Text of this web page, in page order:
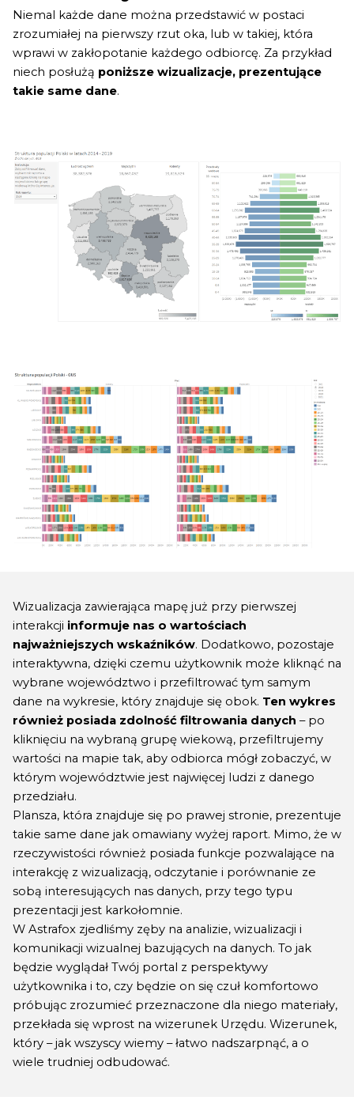
Niemal każde dane można przedstawić w postaci
zrozumiałej na pierwszy rzut oka, lub w takiej, która
wprawi w zakłopotanie każdego odbiorcę. Za przykład
niech posłużą poniższe wizualizacje, prezentujące
takie same dane.
Wizualizacja zawierająca mapę już przy pierwszej
interakcji informuje nas o wartościach
najważniejszych wskaźników. Dodatkowo, pozostaje
interaktywna, dzięki czemu użytkownik może kliknąć na
wybrane województwo i przefiltrować tym samym
dane na wykresie, który znajduje się obok. Ten wykres
również posiada zdolność filtrowania danych – po
kliknięciu na wybraną grupę wiekową, przefiltrujemy
wartości na mapie tak, aby odbiorca mógł zobaczyć, w
którym województwie jest najwięcej ludzi z danego
przedziału.
Plansza, która znajduje się po prawej stronie, prezentuje
takie same dane jak omawiany wyżej raport. Mimo, że w
rzeczywistości również posiada funkcje pozwalające na
interakcję z wizualizacją, odczytanie i porównanie ze
sobą interesujących nas danych, przy tego typu
prezentacji jest karkołomnie.
W Astrafox zjedliśmy zęby na analizie, wizualizacji i
komunikacji wizualnej bazujących na danych. To jak
będzie wyglądał Twój portal z perspektywy
użytkownika i to, czy będzie on się czuł komfortowo
próbując zrozumieć przeznaczone dla niego materiały,
przekłada się wprost na wizerunek Urzędu. Wizerunek,
który – jak wszyscy wiemy – łatwo nadszarpnąć, a o
wiele trudniej odbudować.